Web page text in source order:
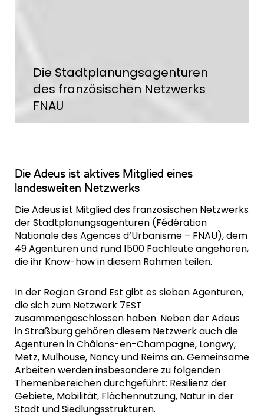
Die Stadtplanungsagenturen
des französischen Netzwerks
FNAU
Die Adeus ist aktives Mitglied eines
landesweiten Netzwerks
Die Adeus ist Mitglied des französischen Netzwerks
der Stadtplanungsagenturen (Fédération
Nationale des Agences d’Urbanisme – FNAU), dem
49 Agenturen und rund 1500 Fachleute angehören,
die ihr Know-how in diesem Rahmen teilen.
In der Region Grand Est gibt es sieben Agenturen,
die sich zum Netzwerk 7EST
zusammengeschlossen haben. Neben der Adeus
in Straßburg gehören diesem Netzwerk auch die
Agenturen in Châlons-en-Champagne, Longwy,
Metz, Mulhouse, Nancy und Reims an. Gemeinsame
Arbeiten werden insbesondere zu folgenden
Themenbereichen durchgeführt: Resilienz der
Gebiete, Mobilität, Flächennutzung, Natur in der
Stadt und Siedlungsstrukturen.